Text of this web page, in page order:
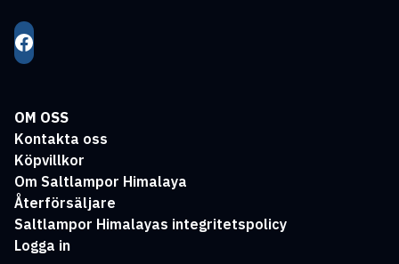
OM OSS
Kontakta oss
Köpvillkor
Om Saltlampor Himalaya
Återförsäljare
Saltlampor Himalayas integritetspolicy
Logga in